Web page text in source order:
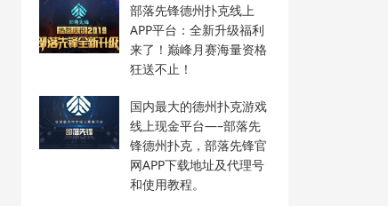
部落先锋德州扑克线上
APP平台：全新升级福利
来了！巅峰月赛海量资格
狂送不止！
国内最大的德州扑克游戏
线上现金平台—–部落先
锋德州扑克，部落先锋官
网APP下载地址及代理号
和使用教程。